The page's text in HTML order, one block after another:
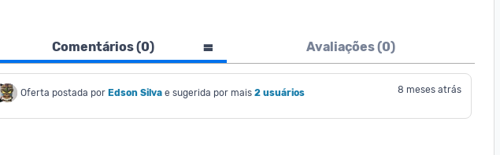
Comentários (0) Avaliações (0)
Oferta postada por Edson Silva e sugerida por mais 2 usuários 8 meses atrás